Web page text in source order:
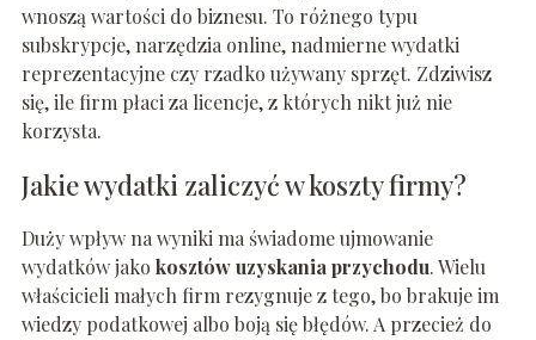
wnoszą wartości do biznesu. To różnego typu
subskrypcje, narzędzia online, nadmierne wydatki
reprezentacyjne czy rzadko używany sprzęt. Zdziwisz
się, ile firm płaci za licencje, z których nikt już nie
korzysta.
Jakie wydatki zaliczyć w koszty firmy?
Duży wpływ na wyniki ma świadome ujmowanie
wydatków jako kosztów uzyskania przychodu. Wielu
właścicieli małych firm rezygnuje z tego, bo brakuje im
wiedzy podatkowej albo boją się błędów. A przecież do